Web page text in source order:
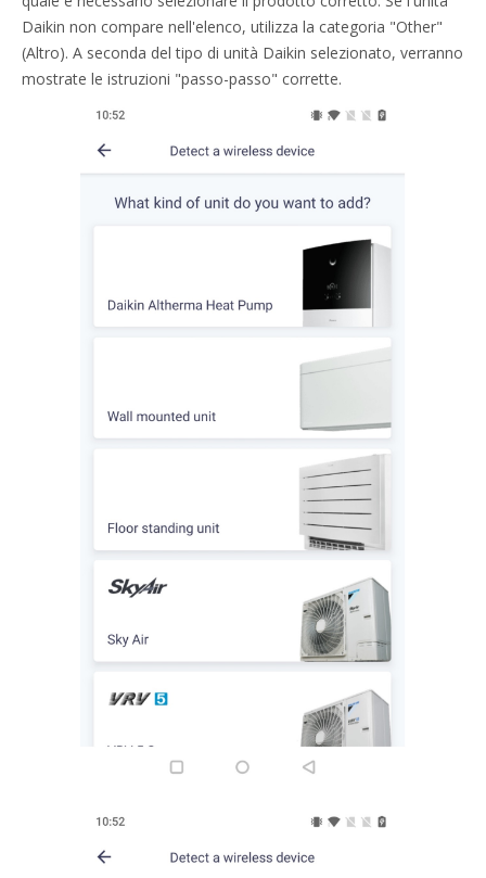
Daikin non compare nell'elenco, utilizza la categoria "Other"
(Altro). A seconda del tipo di unità Daikin selezionato, verranno
mostrate le istruzioni "passo-passo" corrette.